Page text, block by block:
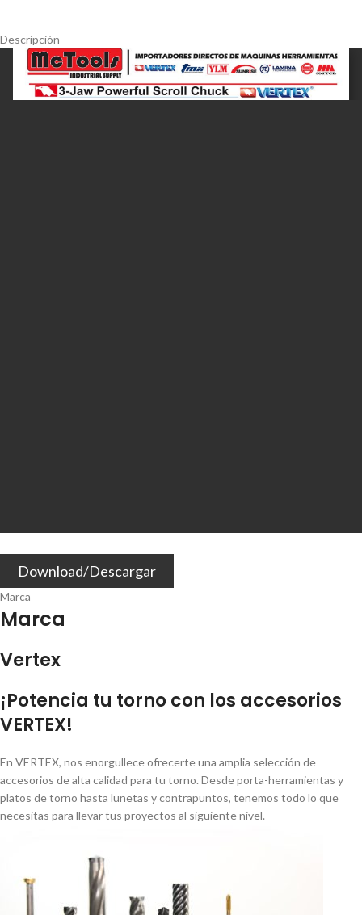
Descripción
Download/Descargar
Marca
Marca
Vertex
¡Potencia tu torno con los accesorios
VERTEX!
En VERTEX, nos enorgullece ofrecerte una amplia selección de
accesorios de alta calidad para tu torno. Desde porta-herramientas y
platos de torno hasta lunetas y contrapuntos, tenemos todo lo que
necesitas para llevar tus proyectos al siguiente nivel.